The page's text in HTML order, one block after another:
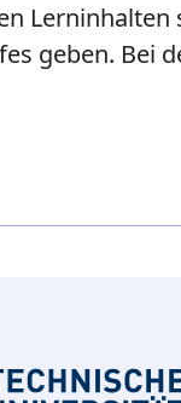
geben. Bei